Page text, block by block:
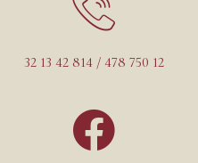
32 13 42 814 / 478 750 12